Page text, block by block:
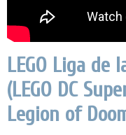
LEGO Liga
(LEGO DC
Legion of